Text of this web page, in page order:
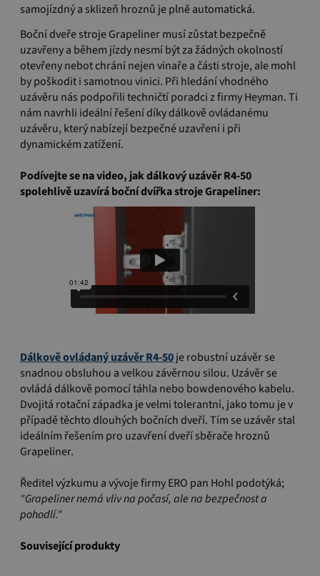
samojízdný a sklizeň hroznů je plně automatická.
Boční dveře stroje Grapeliner musí zůstat bezpečně
uzavřeny a během jízdy nesmí být za žádných okolností
otevřeny nebot chrání nejen vinaře a části stroje, ale mohl
by poškodit i samotnou vinici. Při hledání vhodného
uzávěru nás podpořili techničtí poradci z firmy Heyman. Ti
nám navrhli ideální řešení díky dálkově ovládanému
uzávěru, který nabízejí bezpečné uzavření i při
dynamickém zatížení.
Podívejte se na video, jak dálkový uzávěr R4-50
spolehlivě uzavírá boční dvířka stroje Grapeliner:
Dálkově ovládaný uzávěr R4-50je robustní uzávěr se
snadnou obsluhou a velkou závěrnou silou. Uzávěr se
ovládá dálkově pomocí táhla nebo bowdenového kabelu.
Dvojitá rotační západka je velmi tolerantní, jako tomu je v
případě těchto dlouhých bočních dveří.Tím se uzávěr stal
ideálním řešením pro uzavření dveří sběrače hroznů
Grapeliner.
Ředitel výzkumu a vývoje firmy ERO pan Hohl podotýká;
"Grapeliner nemá vliv na počasí, ale na bezpečnost a
pohodlí."
Související produkty